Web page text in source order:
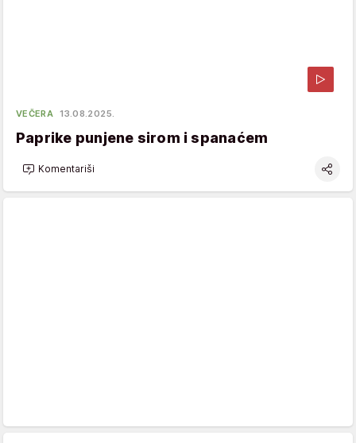
VEČERA 13.08.2025.
Paprike punjene sirom i spanaćem
Komentariši